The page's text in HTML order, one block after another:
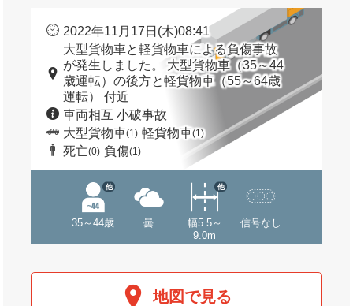
2022年11月17日(木)08:41
大型貨物車と軽貨物車による負傷事故
が発生しました。 大型貨物車（35～44
歳運転）の後方と軽貨物車（55～64歳
運転） 付近
車両相互 小破事故
大型貨物車(1) 軽貨物車(1)
死亡(0) 負傷(1)
35～44歳
他
曇
幅5.5～
9.0m
他
信号なし
地図で見る